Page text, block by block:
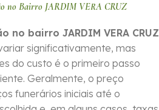
no Bairro JARDIM VERA CRUZ
no bairro JARDIM VERA CRUZ
significativamente, mas
do custo é o primeiro passo
Geralmente, o preço
funerários iniciais até o